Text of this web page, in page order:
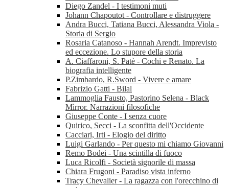
Diego Zandel - I testimoni muti
Johann Chapoutot - Controllare e distruggere
Andra Bucci, Tatiana Bucci, Alessandra Viola -
Storia di Sergio
Rosaria Catanoso - Hannah Arendt. Imprevisto
ed eccezione. Lo stupore della storia
A. Ciaffaroni, S. Patè - Cochi e Renato. La
biografia intelligente
P.Zimbardo, R.Sword - Vivere e amare
Fabrizio Gatti - Bilal
Lammoglia Fausto, Pastorino Selena - Black
Mìrror. Narrazioni filosofiche
Giuseppe Conte - I senza cuore
Quirico, Secci - La sconfitta dell'Occidente
Cacciari, Irti - Elogio del diritto
Luigi Garlando - Per questo mi chiamo Giovanni
Remo Bodei - Una scintilla di fuoco
Luca Ricolfi - Società signorile di massa
Chiara Frugoni - Paradiso vista inferno
Tracy Chevalier - La ragazza con l'orecchino di